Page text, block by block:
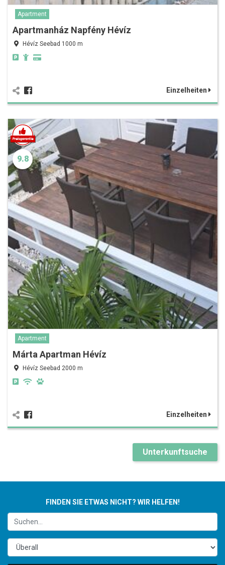
Apartment
Apartmanház Napfény Hévíz
Hévíz Seebad 1000 m
Einzelheiten
9.8
Apartment
Márta Apartman Hévíz
Hévíz Seebad 2000 m
Einzelheiten
Unterkunftsuche
FINDEN SIE ETWAS NICHT? WIR HELFEN!